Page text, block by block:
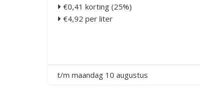
€0,41 korting (25%)
€4,92 per liter
t/m maandag 10 augustus